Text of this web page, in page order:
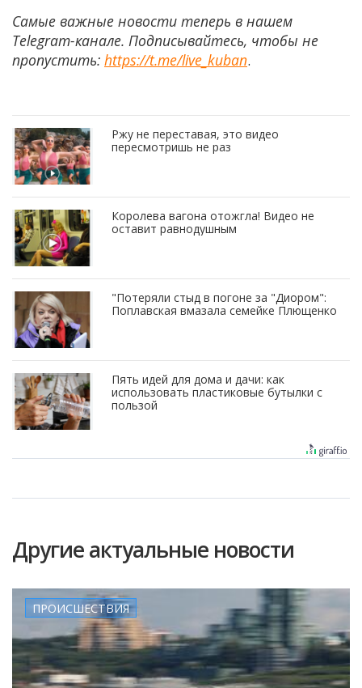
Самые важные новости теперь в нашем
Telegram-канале. Подписывайтесь, чтобы не
пропустить: https://t.me/live_kuban.
Ржу не переставая, это видео
пересмотришь не раз
Королева вагона отожгла! Видео не
оставит равнодушным
"Потеряли стыд в погоне за "Диором":
Поплавская вмазала семейке Плющенко
Пять идей для дома и дачи: как
использовать пластиковые бутылки с
пользой
Другие актуальные новости
ПРОИСШЕСТВИЯ